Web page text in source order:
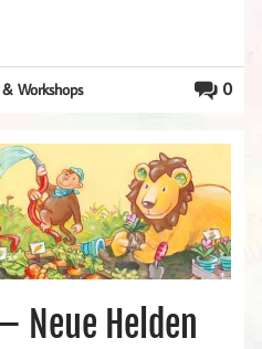
0
Workshops
Neue Helden